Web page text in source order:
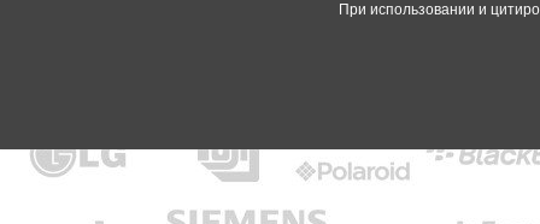
При использовании и